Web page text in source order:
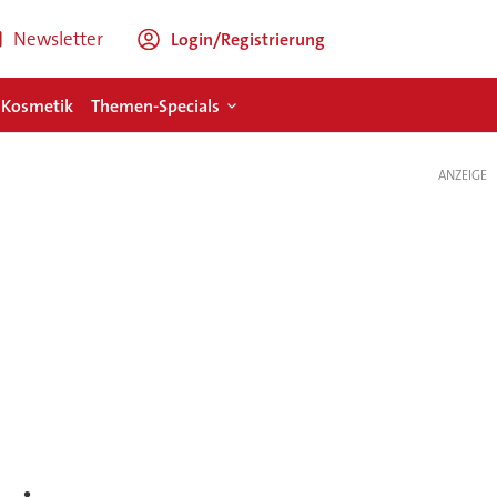
Newsletter Login/Registrierung
Themen-Specials
ANZEIGE